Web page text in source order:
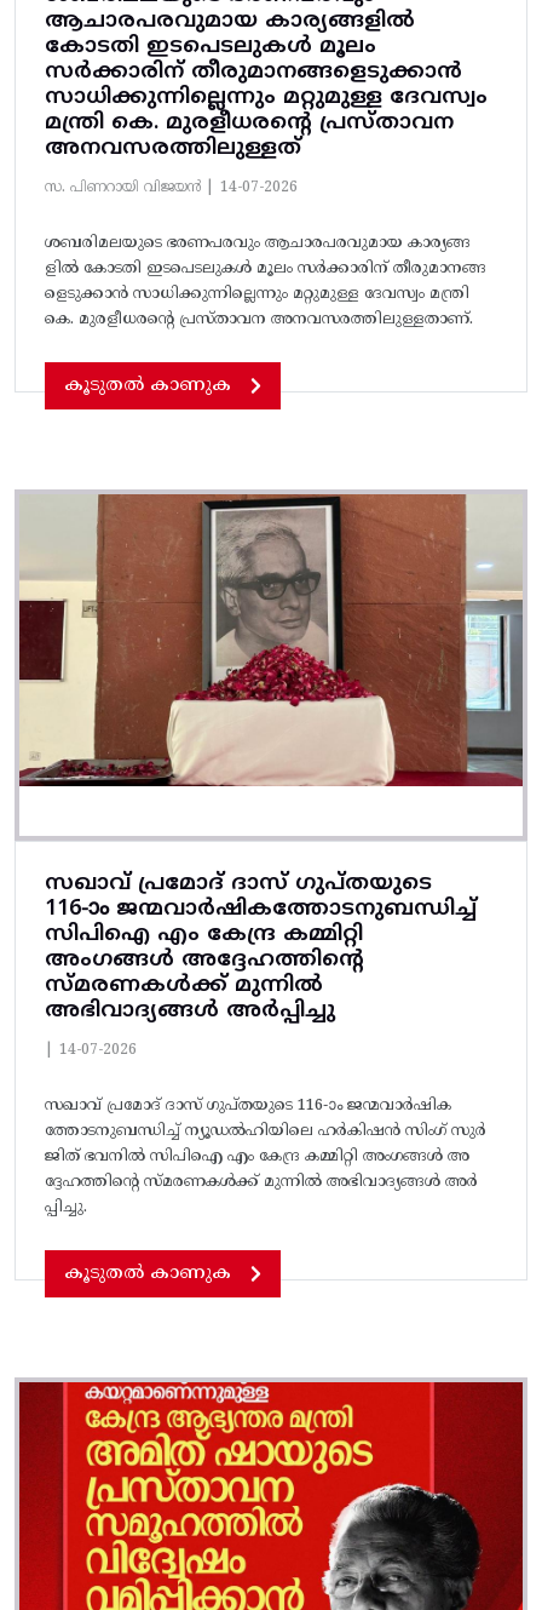
ആചാരപരവുമായ കാര്യങ്ങളിൽ
കോടതി ഇടപെടലുകൾ മൂലം
സർക്കാരിന് തീരുമാനങ്ങളെടുക്കാൻ
സാധിക്കുന്നില്ലെന്നും മറ്റുമുള്ള ദേവസ്വം
മന്ത്രി കെ. മുരളീധരന്റെ പ്രസ്താവന
അനവസരത്തിലുള്ളത്
സ. പിണറായി വിജയൻ | 14-07-2026
ശബരിമലയുടെ ഭരണപരവും ആചാരപരവുമായ കാര്യങ്ങ
ളിൽ കോടതി ഇടപെടലുകൾ മൂലം സർക്കാരിന് തീരുമാനങ്ങ
ളെടുക്കാൻ സാധിക്കുന്നില്ലെന്നും മറ്റുമുള്ള ദേവസ്വം മന്ത്രി
കെ. മുരളീധരന്റെ പ്രസ്താവന അനവസരത്തിലുള്ളതാണ്.
കൂടുതൽ കാണുക
സഖാവ് പ്രമോദ് ദാസ് ഗുപ്തയുടെ
116-ാം ജന്മവാർഷികത്തോടനുബന്ധിച്ച്
സിപിഐ എം കേന്ദ്ര കമ്മിറ്റി
അംഗങ്ങൾ അദ്ദേഹത്തിന്റെ
സ്മരണകൾക്ക് മുന്നിൽ
അഭിവാദ്യങ്ങൾ അർപ്പിച്ചു
14-07-2026
സഖാവ് പ്രമോദ് ദാസ് ഗുപ്തയുടെ 116-ാം ജന്മവാർഷിക
ത്തോടനുബന്ധിച്ച് ന്യൂഡൽഹിയിലെ ഹർകിഷൻ സിംഗ് സുർ
ജിത് ഭവനിൽ സിപിഐ എം കേന്ദ്ര കമ്മിറ്റി അംഗങ്ങൾ അ
ദ്ദേഹത്തിന്റെ സ്മരണകൾക്ക് മുന്നിൽ അഭിവാദ്യങ്ങൾ അർ
പ്പിച്ചു.
കൂടുതൽ കാണുക